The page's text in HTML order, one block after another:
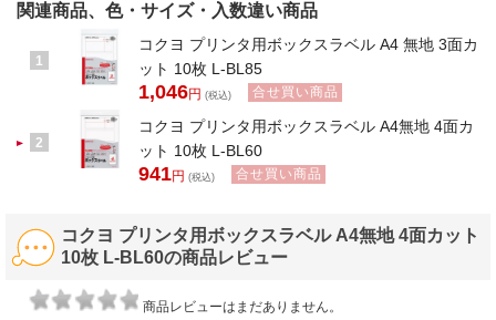
関連商品、色・サイズ・入数違い商品
1
コクヨ プリンタ用ボックスラベル A4 無地 3面カ
ット 10枚 L-BL85
1,046円 (税込) 合せ買い商品
2
コクヨ プリンタ用ボックスラベル A4無地 4面カ
ット 10枚 L-BL60
941円 (税込) 合せ買い商品
コクヨ プリンタ用ボックスラベル A4無地 4面カット
10枚 L-BL60の商品レビュー
商品レビューはまだありません。